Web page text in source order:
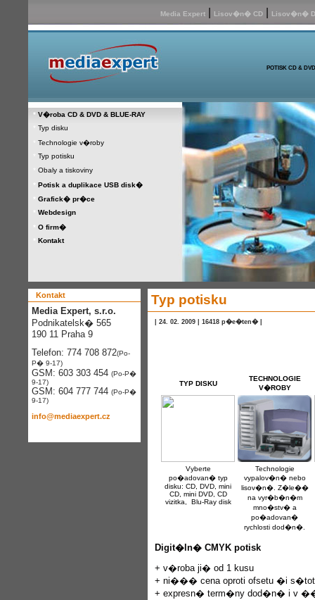
Media Expert| Lisov�n� CD| Lisov�n�
POTISK CD & DVD
* V�roba CD & DVD & BLUE-RAY
Typ disku
Technologie v�roby
Typ potisku
Obaly a tiskoviny
Potisk a duplikace USB disk�
Grafick� pr�ce
Webdesign
O firm�
Kontakt
Kontakt
Media Expert, s.r.o.
Podnikatelsk� 565
190 11 Praha 9
Telefon: 774 708 872(Po-
P� 9-17)
GSM: 603 303 454 (Po-P�
9-17)
GSM: 604 777 744 (Po-P�
9-17)
info@mediaexpert.cz
Typ potisku
| 24. 02. 2009 | 16418 p�e�ten� |
TYP DISKU
TECHNOLOGIE
V�ROBY
Vyberte
po�adovan� typ
disku: CD, DVD, mini
CD, mini DVD, CD
vizitka, Blu-Ray disk
Technologie
vypalov�n� nebo
lisov�n�. Z�le��
na vyr�b�n�m
mno�stv� a
po�adovan�
rychlosti dod�n�.
Digit�ln� CMYK potisk
+ v�roba ji� od 1 kusu
+ ni��� cena oproti ofsetu �i
+ expresn� term�ny dod�n� i v